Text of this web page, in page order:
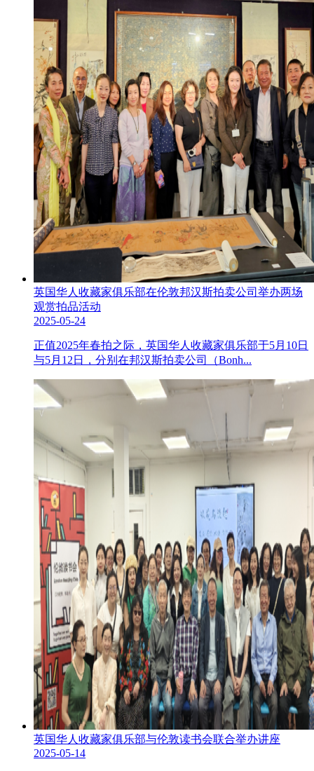
英国华人收藏家俱乐部在伦敦邦汉斯拍卖公司举办两场
观赏拍品活动
2025-05-24
正值2025年春拍之际，英国华人收藏家俱乐部于5月10日
与5月12日，分别在邦汉斯拍卖公司（Bonh...
英国华人收藏家俱乐部与伦敦读书会联合举办讲座
2025-05-14